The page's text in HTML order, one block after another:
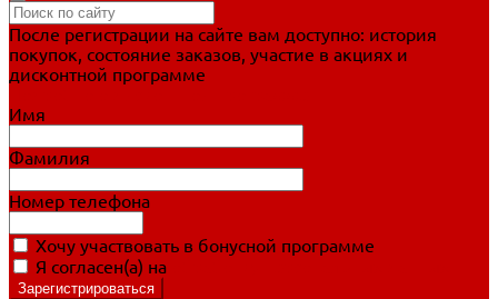
После регистрации на сайте вам доступно: история
покупок, состояние заказов, участие в акциях и
дисконтной программе
Имя
Фамилия
Номер телефона
Хочу участвовать в бонусной программе
Я согласен(а) на